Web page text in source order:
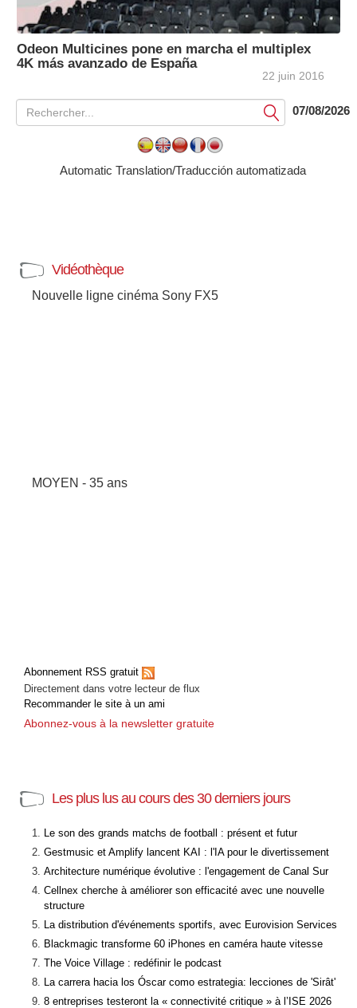
Odeon Multicines pone en marcha el multiplex
4K más avanzado de España
22 juin 2016
Soumettre07/08/2026
Automatic Translation/Traducción automatizada
Vidéothèque
Nouvelle ligne cinéma Sony FX5
MOYEN - 35 ans
Abonnement RSS gratuit
Directement dans votre lecteur de flux
Recommander le site à un ami
Abonnez-vous à la newsletter gratuite
Les plus lus au cours des 30 derniers jours
Le son des grands matchs de football : présent et futur
Gestmusic et Amplify lancent KAI : l'IA pour le divertissement
Architecture numérique évolutive : l'engagement de Canal Sur
Cellnex cherche à améliorer son efficacité avec une nouvelle
structure
La distribution d'événements sportifs, avec Eurovision Services
Blackmagic transforme 60 iPhones en caméra haute vitesse
The Voice Village : redéfinir le podcast
La carrera hacia los Óscar como estrategia: lecciones de 'Sirât'
8 entreprises testeront la « connectivité critique » à l’ISE 2026